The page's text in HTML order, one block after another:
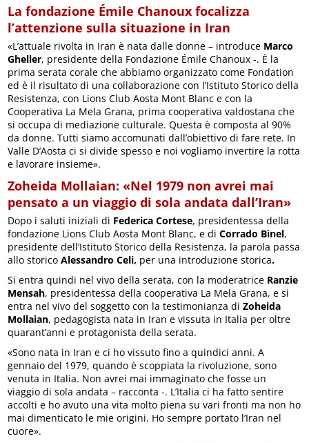
La fondazione Émile Chanoux focalizza
l’attenzione sulla situazione in Iran
«L’attuale rivolta in Iran è nata dalle donne – introduce Marco
Gheller, presidente della Fondazione Émile Chanoux -. È la
prima serata corale che abbiamo organizzato come Fondation
ed è il risultato di una collaborazione con l’Istituto Storico della
Resistenza, con Lions Club Aosta Mont Blanc e con la
Cooperativa La Mela Grana, prima cooperativa valdostana che
si occupa di mediazione culturale. Questa è composta al 90%
da donne. Tutti siamo accomunati dall’obiettivo di fare rete. In
Valle D’Aosta ci si divide spesso e noi vogliamo invertire la rotta
e lavorare insieme».
Zoheida Mollaian: «Nel 1979 non avrei mai
pensato a un viaggio di sola andata dall’Iran»
Dopo i saluti iniziali di Federica Cortese, presidentessa della
fondazione Lions Club Aosta Mont Blanc, e diCorrado Binel,
presidente dell’Istituto Storico della Resistenza, la parola passa
allo storicoAlessandro Celi, per una introduzione storica.
Si entra quindi nel vivo della serata, con la moderatrice Ranzie
Mensah, presidentessa della cooperativa La Mela Grana, e si
entra nel vivo del soggetto con la testimonianza diZoheida
Mollaian, pedagogista nata in Iran e vissuta in Italia per oltre
quarant’anni e protagonista della serata.
«Sono nata in Iran e ci ho vissuto fino a quindici anni. A
gennaio del 1979, quando è scoppiata la rivoluzione, sono
venuta in Italia. Non avrei mai immaginato che fosse un
viaggio di sola andata – racconta -. L’Italia ci ha fatto sentire
accolti e ho avuto una vita molto piena su vari fronti ma non ho
mai dimenticato le mie origini. Ho sempre portato l’Iran nel
cuore».